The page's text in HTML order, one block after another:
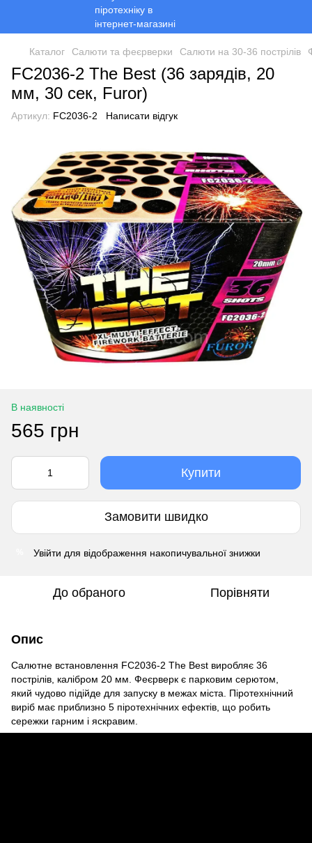
Каталог Салюти та феєрверки Салюти на 30-36 пострілів
FC2036-2 The Best (36 зарядів, 20
мм, 30 сек, Furor)
Артикул: FC2036-2 Написати відгук
В наявності
565 грн
Купити
Замовити швидко
Увійти для відображення накопичувальної знижки
До обраного Порівняти
Опис
Салютне встановлення FC2036-2 The Best виробляє 36
пострілів, калібром 20 мм. Феєрверк є парковим серютом,
який чудово підійде для запуску в межах міста. Піротехнічний
виріб має приблизно 5 піротехнічних ефектів, що робить
сережки гарним і яскравим.